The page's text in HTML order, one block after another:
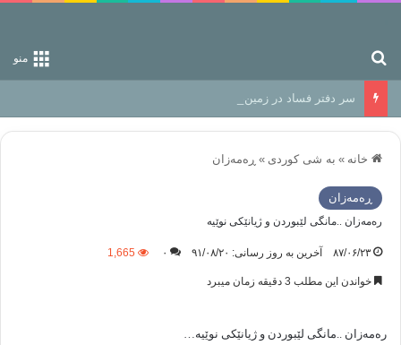
منو
سر دفتر فساد در زمین‌، دوری وکناره‌گیری از راه خداست‌!
خانه » به شی کوردی » ڕه‌مه‌زان
ڕه‌مه‌زان
ره‌مه‌زان ..مانگی لێبوردن و ژیانێکی نوێیه‌
۸۷/۰۶/۲۳ آخرین به روز رسانی: ۹۱/۰۸/۲۰ ۰ 1,665
خواندن این مطلب 3 دقیقه زمان میبرد
ره‌مه‌زان ..مانگی لێبوردن و ژیانێکی نوێیه‌…